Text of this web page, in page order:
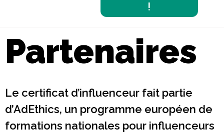
!
Partenaires
Le certificat d’influenceur fait partie
d’AdEthics, un programme européen de
formations nationales pour influenceurs